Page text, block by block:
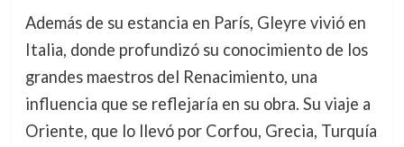
Además de su estancia en París, Gleyre vivió en
Italia, donde profundizó su conocimiento de los
grandes maestros del Renacimiento, una
influencia que se reflejaría en su obra. Su viaje a
Oriente, que lo llevó por Corfou, Grecia, Turquía